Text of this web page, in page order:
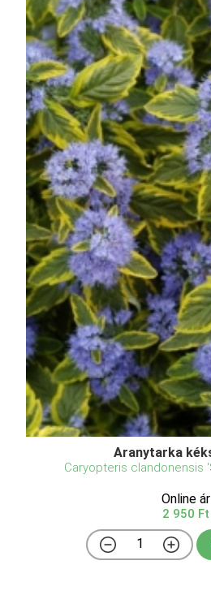
Aranytarka
Caryopteris clandonensis
Online ár
2 950 Ft